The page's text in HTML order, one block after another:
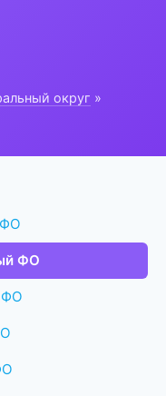
округ »
ФО
ФО
ФО